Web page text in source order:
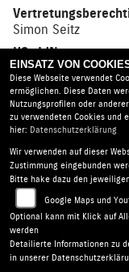
Simon Seitz
USt-IdNr.:
DE269632330
Simon's Bike
Geislingen |
AGB |
Folgen Sie uns
EINSATZ VON
Diese Webseite verwendet
ermöglichen. Diese Daten
Nutzungsprofilen oder
zu verwendeten Cookies und
hier: Datenschutzerklärung
Wir verwenden auf dieser
Zustimmung eingebunden
Bitte hake dazu den
Google Maps und
Optional kann mit Klick auf
werden
Detailierte Informationen zu
in unserer